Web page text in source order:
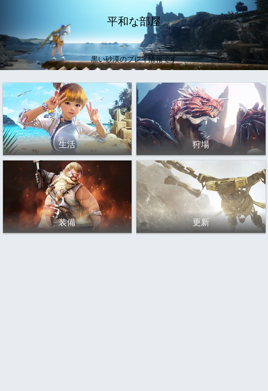
平和な部屋
黒い砂漠のプレイ情報です
生活 狩場
装備 更新